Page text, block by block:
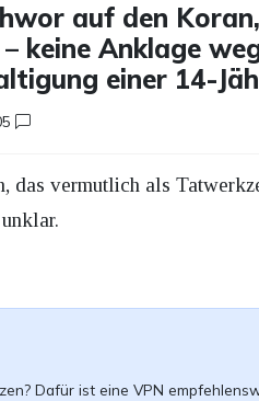
auf den
keine Anklage
einer 14-
das vermutlich als
Dafür ist eine VPN